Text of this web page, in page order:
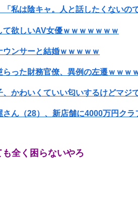
て欲しいAV女優ｗｗｗｗｗｗｗ
ンサーと結婚ｗｗｗｗｗ
らった財務官僚、異例の左遷ｗｗｗ
、かわいくていい匂いするけどマジ
特徴がこちらｗｗｗｗｗｗｗｗｗｗ
人とS●Xしてハメ撮り770本撮った
ようやく『奇乳』に気付くｗｗｗｗ
全く困らないやろ